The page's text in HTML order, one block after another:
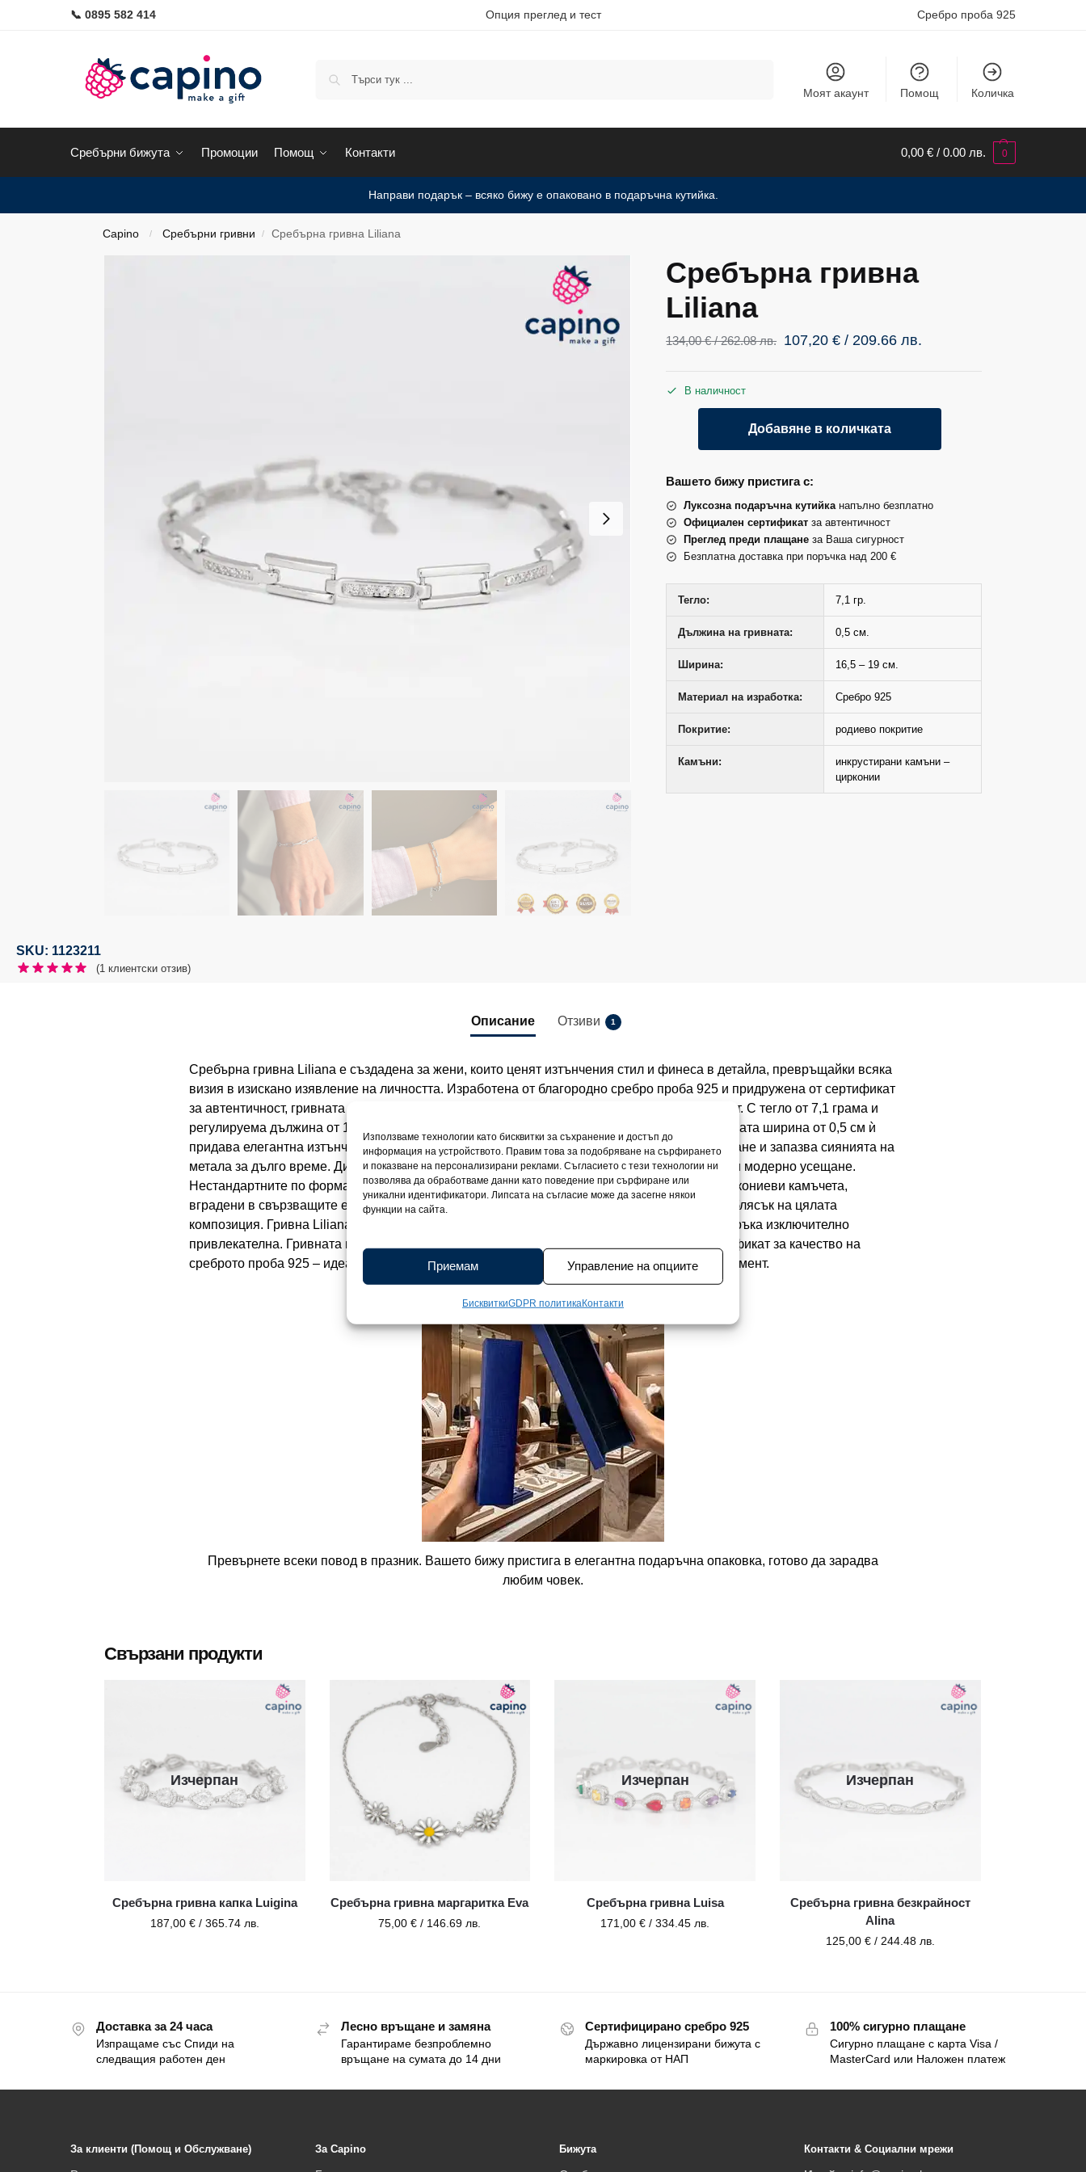
Използваме технологии като бисквитки за съхранение и достъп до
информация на устройството. Правим това за подобряване на сърфирането
и показване на персонализирани реклами. Съгласието с тези технологии ни
позволява да обработваме данни като поведение при сърфиране или
уникални идентификатори. Липсата на съгласие може да засегне някои
функции на сайта.
Приемам Управление на опциите
БисквиткиGDPR политикаКонтакти
📞 0895 582 414 Опция преглед и тест Сребро проба 925
Моят акаунт Помощ Количка
Сребърни бижута Промоции Помощ Контакти 0,00 € / 0.00 лв. 0
Направи подарък – всяко бижу е опаковано в подаръчна кутийка.
Capino / Сребърни гривни / Сребърна гривна Liliana
Сребърна гривна
Liliana
134,00€ / 262.08 лв. 107,20€ / 209.66 лв.
В наличност
Добавяне в количката
Вашето бижу пристига с:
Луксозна подаръчна кутийка напълно безплатно
Официален сертификат за автентичност
Преглед преди плащане за Ваша сигурност
Безплатна доставка при поръчка над 200 €
Тегло: 7,1 гр.
Дължина на гривната: 0,5 см.
Ширина: 16,5 – 19 см.
Материал на изработка: Сребро 925
Покритие: родиево покритие
Камъни:
инкрустирани камъни –
цирконии
SKU: 1123211
(1 клиентски отзив)
Описание Отзиви 1
Сребърна гривна Liliana е създадена за жени, които ценят изтънчения стил и финеса в детайла, превръщайки всяка
визия в изискано изявление на личността. Изработена от благородно сребро проба 925 и придружена от сертификат
за автентичност, гривната съчетава лекота и стабилност с гарантирано качество и трайност. С тегло от 7,1 грама и
регулируема дължина от 16,5 до 19 см, тя приляга с деликатна грация върху китката, а фината ширина от 0,5 см ѝ
придава елегантна изтънченост. Родиевото покритие защитава повърхността от потъмняване и запазва сиянията на
метала за дълго време. Дизайнът впечатлява с интересна плетка, която добавя динамика и модерно усещане.
Нестандартните по форма правоъгълни елементи са изчистени, докато миниатюрните циркониеви камъчета,
вградени в свързващите елементи, проблясват като малки капчици и придават деликатен блясък на цялата
композиция. Гривна Liliana е символ на стил, индивидуалност и финес, който прави всяка ръка изключително
привлекателна. Гривната пристига в луксозна подаръчна кутийка и е придружена от сертификат за качество на
среброто проба 925 – идеалният завършек, който превръща всяка покупка в специален момент.
Превърнете всеки повод в празник. Вашето бижу пристига в елегантна подаръчна опаковка, готово да зарадва
любим човек.
Свързани продукти
Изчерпан
Сребърна гривна капка Luigina
187,00 € / 365.74 лв.
Сребърна гривна маргаритка Eva
75,00€ / 146.69 лв.
Изчерпан
Сребърна гривна Luisa
171,00€ / 334.45 лв.
Изчерпан
Сребърна гривна безкрайност
Alina
125,00 € / 244.48 лв.
Доставка за 24 часа
Изпращаме със Спиди на
следващия работен ден
Лесно връщане и замяна
Гарантираме безпроблемно
връщане на сумата до 14 дни
Сертифицирано сребро 925
Държавно лицензирани бижута с
маркировка от НАП
100% сигурно плащане
Сигурно плащане с карта Visa /
MasterCard или Наложен платеж
За клиенти (Помощ и Обслужване) За Capino Бижута Контакти & Социални мрежи